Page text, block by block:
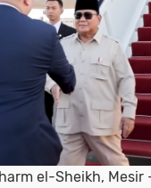
el-Sheikh, Mesir